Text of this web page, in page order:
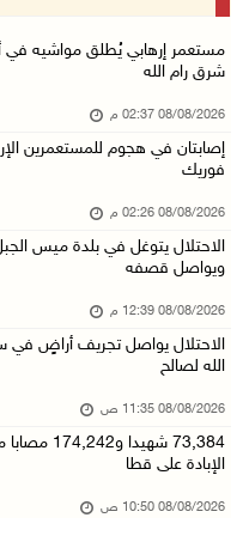
"فانا": الثقافة البحرينية
08/آب/2026 11:04 ص
73,384 شهيدا و174,242 مصابا منذ بدء حرب الإبا ...
08/آب/2026 10:50 ص
قوات الاحتلال تجري
08/آب/2026 10:18 ص
تقرير: خطاب الكراهية
08/آب/2026 09:38 ص
3 إصابات برصاص الاحتلال شمال خان يونس
مستعمر إرهابي يُطلق مواشيه في
شرق رام الله
08/08/2026 02:37 م
إصابتان في هجوم للمستعمرين
فوريك
08/08/2026 02:26 م
الاحتلال يتوغل في بلدة ميس
ويواصل قصفه
08/08/2026 12:39 م
الاحتلال يواصل تجريف أراضٍ في
الله لصالح
08/08/2026 11:35 ص
73,384 شهيدا
الإبادة على قطا
08/08/2026 10:50 ص